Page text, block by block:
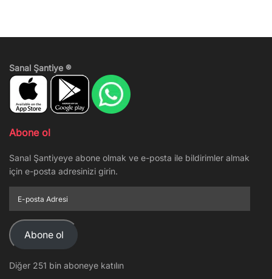
Sanal Şantiye ®
Abone ol
Sanal Şantiyeye abone olmak ve e-posta ile bildirimler almak
için e-posta adresinizi girin.
posta
Adresi
Abone ol
Diğer 251 bin aboneye katılın